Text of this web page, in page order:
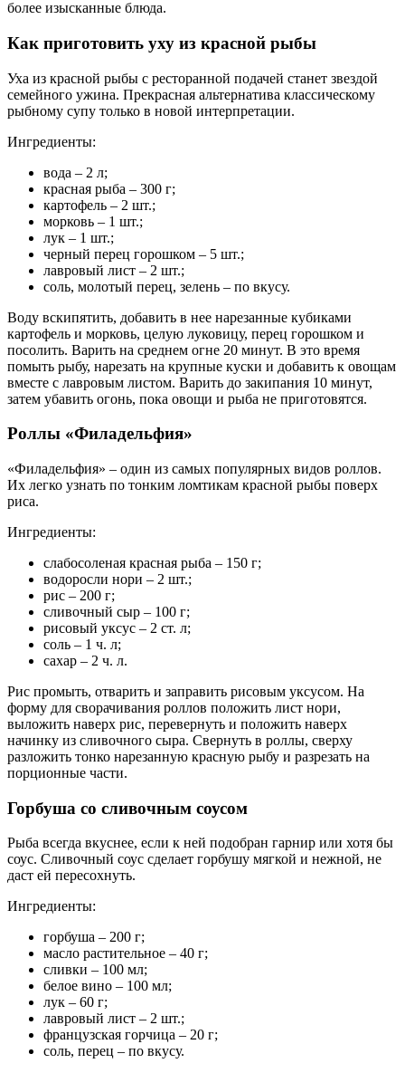
более изысканные блюда.
Как приготовить уху из красной рыбы
Уха из красной рыбы с ресторанной подачей станет звездой
семейного ужина. Прекрасная альтернатива классическому
рыбному супу только в новой интерпретации.
Ингредиенты:
вода – 2 л;
красная рыба – 300 г;
картофель – 2 шт.;
морковь – 1 шт.;
лук – 1 шт.;
черный перец горошком – 5 шт.;
лавровый лист – 2 шт.;
соль, молотый перец, зелень – по вкусу.
Воду вскипятить, добавить в нее нарезанные кубиками
картофель и морковь, целую луковицу, перец горошком и
посолить. Варить на среднем огне 20 минут. В это время
помыть рыбу, нарезать на крупные куски и добавить к овощам
вместе с лавровым листом. Варить до закипания 10 минут,
затем убавить огонь, пока овощи и рыба не приготовятся.
Роллы «Филадельфия»
«Филадельфия» – один из самых популярных видов роллов.
Их легко узнать по тонким ломтикам красной рыбы поверх
риса.
Ингредиенты:
слабосоленая красная рыба – 150 г;
водоросли нори – 2 шт.;
рис – 200 г;
сливочный сыр – 100 г;
рисовый уксус – 2 ст. л;
соль – 1 ч. л;
сахар – 2 ч. л.
Рис промыть, отварить и заправить рисовым уксусом. На
форму для сворачивания роллов положить лист нори,
выложить наверх рис, перевернуть и положить наверх
начинку из сливочного сыра. Свернуть в роллы, сверху
разложить тонко нарезанную красную рыбу и разрезать на
порционные части.
Горбуша со сливочным соусом
Рыба всегда вкуснее, если к ней подобран гарнир или хотя бы
соус. Сливочный соус сделает горбушу мягкой и нежной, не
даст ей пересохнуть.
Ингредиенты:
горбуша – 200 г;
масло растительное – 40 г;
сливки – 100 мл;
белое вино – 100 мл;
лук – 60 г;
лавровый лист – 2 шт.;
французская горчица – 20 г;
соль, перец – по вкусу.